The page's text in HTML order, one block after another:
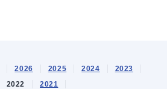
2026 2025 2024
2023
2022
2021